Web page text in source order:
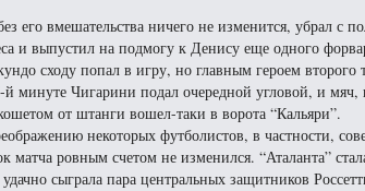
его вмешательства ничего не изменится, убрал с
и выпустил на подмогу к Денису еще одного
сходу попал в игру, но главным героем второго
минуте Чигарини подал очередной угловой, и мяч,
от штанги вошел-таки в ворота “Кальяри”.
некоторых футболистов, в частности,
ровным счетом не изменился. “Аталанта”
сыграла пара центральных защитников